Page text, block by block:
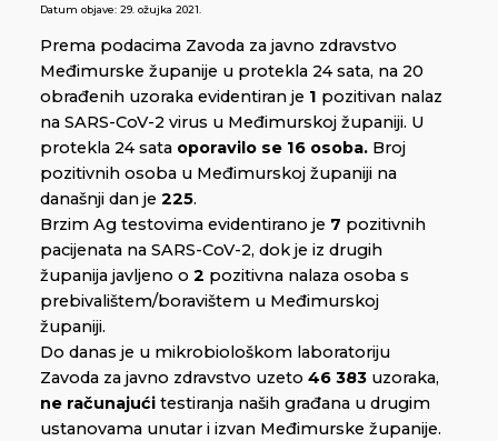
Datum objave: 29. ožujka 2021.
Prema podacima Zavoda za javno zdravstvo
Međimurske županije u protekla 24 sata, na 20
obrađenih uzoraka evidentiran je 1 pozitivan nalaz
na SARS-CoV-2 virus u Međimurskoj županiji. U
protekla 24 sata oporavilo se 16 osoba. Broj
pozitivnih osoba u Međimurskoj županiji na
današnji dan je 225.
Brzim Ag testovima evidentirano je 7 pozitivnih
pacijenata na SARS-CoV-2, dok je iz drugih
županija javljeno o 2 pozitivna nalaza osoba s
prebivalištem/boravištem u Međimurskoj
županiji.
Do danas je u mikrobiološkom laboratoriju
Zavoda za javno zdravstvo uzeto 46 383 uzoraka,
ne računajući testiranja naših građana u drugim
ustanovama unutar i izvan Međimurske županije.